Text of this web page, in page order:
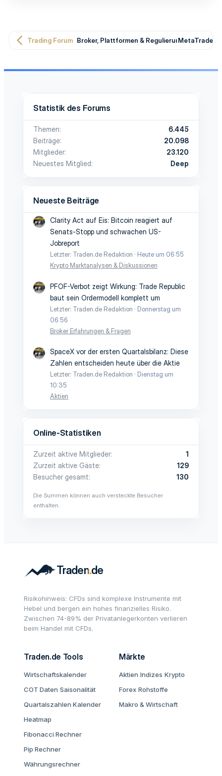
Trading Forum Broker, Plattformen & RegulierungMetaTrader
Statistik des Forums
Themen
6.445
Beiträge
20.098
Mitglieder
23.120
Neuestes Mitglied
Deep
Neueste Beiträge
Clarity Act auf Eis: Bitcoin reagiert auf
Senats-Stopp und schwachen US-
Jobreport
Letzter: Traden.de Redaktion
Heute um 06:55
Krypto Marktanalysen & Diskussionen
PFOF-Verbot zeigt Wirkung: Trade Republic
baut sein Ordermodell komplett um
Letzter: Traden.de Redaktion
Donnerstag um
06:56
Broker Erfahrungen & Fragen
SpaceX vor der ersten Quartalsbilanz: Diese
Zahlen entscheiden heute über die Aktie
Letzter: Traden.de Redaktion
Dienstag um
10:35
Aktien
Online-Statistiken
Zurzeit aktive Mitglieder
1
Zurzeit aktive Gäste
129
Besucher gesamt
130
Die Summen können auch versteckte Besucher
enthalten.
Risikohinweis: CFDs sind komplexe Instrumente mit
Hebel und bergen ein hohes finanzielles Risiko.
Zwischen 74-89% der Privatanlegerkonten verlieren
beim Handel mit CFDs.
Traden.de Tools
Wirtschaftskalender
COT Daten Saisonalität
Quartalszahlen Kalender
Heatmap
Fibonacci Rechner
Pip Rechner
Währungsrechner
Märkte
Aktien Indizes Krypto
Forex Rohstoffe
Makro & Wirtschaft